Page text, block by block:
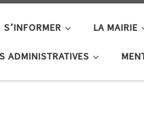
S’INFORMER LA MAIRIE
ADMINISTRATIVES